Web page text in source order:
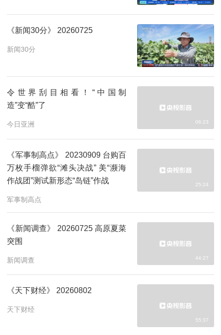
《新闻30分》 20260725
新闻30分
22:41
令世界刮目相看！“中国制
造”变“酷”了
今日亚洲 06:23
《军事制高点》 20230909 台购百
万枚手榴弹欲“滩头决战” 美“濒海
作战团”测试新形态“岛链”作战
军事制高点
25:24
《新闻调查》 20260725 高原夏菜
突围
新闻调查 44:27
《天下财经》 20260802
天下财经
55:37